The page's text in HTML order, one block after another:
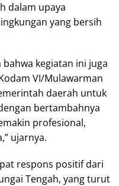
dalam upaya
yang bersih
kegiatan ini juga
VI/Mulawarman
daerah untuk
bertambahnya
profesional,
ujarnya.
respons positif dari
Tengah, yang turut